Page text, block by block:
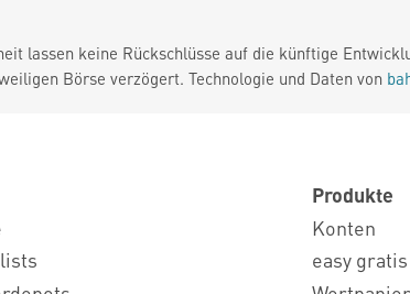
lassen keine Rückschlüsse auf die künftige
Börse verzögert. Technologie und Daten von
Produkte
Konten
easy